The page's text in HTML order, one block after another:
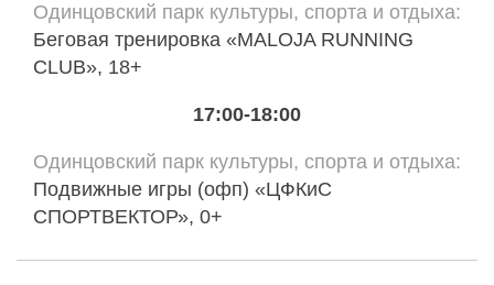
Одинцовский парк культуры, спорта и отдыха
Беговая тренировка «MALOJA RUNNING
CLUB», 18+
17:00-18:00
Одинцовский парк культуры, спорта и отдыха
Подвижные игры (офп) «ЦФКиС
СПОРТВЕКТОР», 0+